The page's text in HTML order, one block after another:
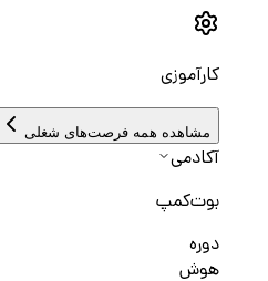
کارآموزی
مشاهده همه فرصت‌های شغلی
آکادمی
بوت‌کمپ
دوره
هوش